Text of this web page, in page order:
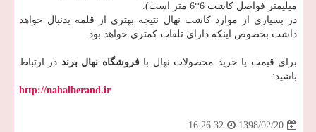
میلیمتر فواصل کاشت 6*6 متر است).
در بسیاری از موارد کاشت نهال نتیجه بهتری از قلمه بدنبال خواهد
داشت بخصوص اینکه دارای تلفات کمتری خواهد بود.
برای قیمت یا خرید محصولات نهال بافروشگاه نهال برند در ارتباط
باشید:
http://nahalberand.ir
1398/02/20
16:26:32